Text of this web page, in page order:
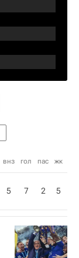
внз гол пас жк
5 7 2 5